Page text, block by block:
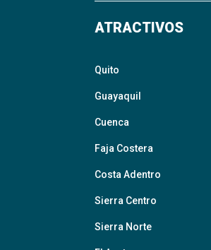
ATRACTIVOS
Quito
Guayaquil
Cuenca
Faja Costera
Costa Adentro
Sierra Centro
Sierra Norte